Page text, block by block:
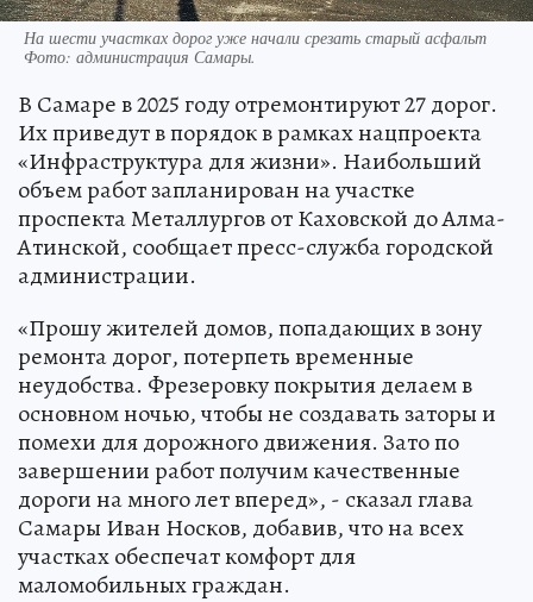
На шести участках дорог уже начали срезать старый асфальт
Фото: администрация Самары.
В Самаре в 2025 году отремонтируют 27 дорог.
Их приведут в порядок в рамках нацпроекта
«Инфраструктура для жизни». Наибольший
объем работ запланирован на участке
проспекта Металлургов от Каховской до Алма-
Атинской, сообщает пресс-служба городской
администрации.
«Прошу жителей домов, попадающих в зону
ремонта дорог, потерпеть временные
неудобства. Фрезеровку покрытия делаем в
основном ночью, чтобы не создавать заторы и
помехи для дорожного движения. Зато по
завершении работ получим качественные
дороги на много лет вперед», - сказал глава
Самары Иван Носков, добавив, что на всех
участках обеспечат комфорт для
маломобильных граждан.